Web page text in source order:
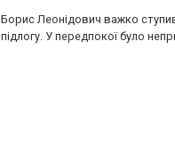
Борис Леонідович важко ступив
підлогу. У передпокої було